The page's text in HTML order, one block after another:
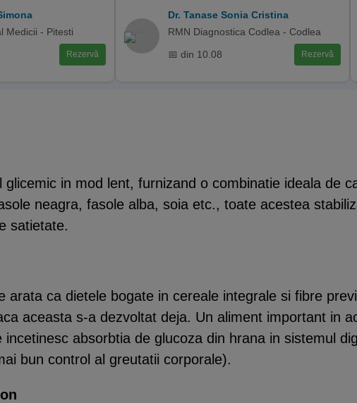
Medicii - Pitesti
Rezervă
Dr. Tanase Sonia Cristina
RMN Diagnostica Codlea - Codlea
📅 din 10.08 Rezervă
glicemic in mod lent, furnizand o combinatie ideala de
neagra, fasole alba, soia etc., toate acestea
satietate.
arata ca dietele bogate in cereale integrale si fibre
aceasta s-a dezvoltat deja. Un aliment important in
incetinesc absorbtia de glucoza din hrana in sistemul
bun control al greutatii corporale).